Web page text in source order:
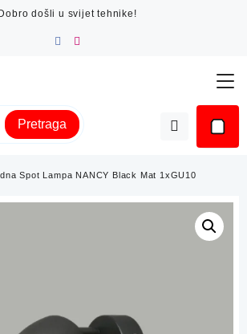
Dobro došli u svijet tehnike!
Pretraga
Spot Lampa NANCY Black Mat 1xGU10